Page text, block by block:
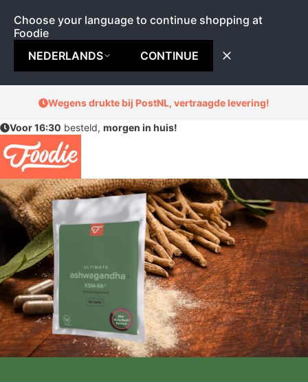
Choose your language to continue shopping at
Foodie
NEDERLANDS
CONTINUE
de
inhoud
Wegens drukte bij PostNL, vertraagde levering!
Voor 16:30 besteld, morgen in huis!